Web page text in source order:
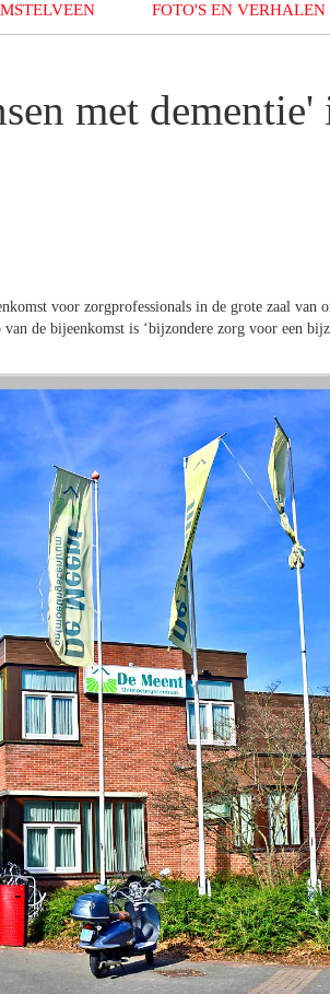
FOTO'S EN VERHALEN
met dementie'
voor zorgprofessionals in de grote zaal van
de bijeenkomst is ‘bijzondere zorg voor een